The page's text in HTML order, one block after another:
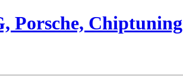
Porsche, Chiptuning